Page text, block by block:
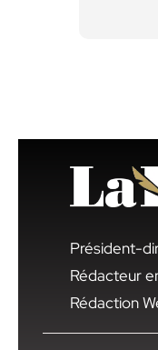
Président-
Rédacteur
Rédaction